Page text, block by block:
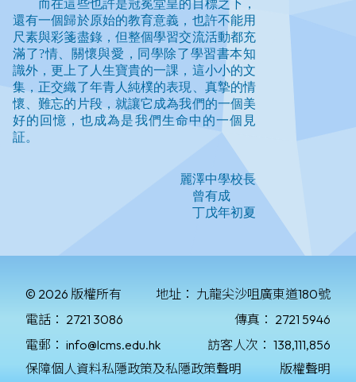
© 2026 版權所有 地址： 九龍尖沙咀廣東道180號
電話： 2721 3086 傳真： 2721 5946
電郵： info@lcms.edu.hk 訪客人次： 138,111,856
保障個人資料私隱政策及私隱政策聲明
版權聲明